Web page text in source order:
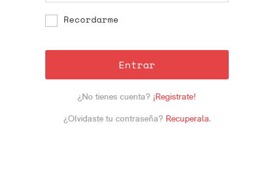
Recordarme
Entrar
¿No tienes cuenta? ¡Registrate!
¿Olvidaste tu contraseña? Recuperala.